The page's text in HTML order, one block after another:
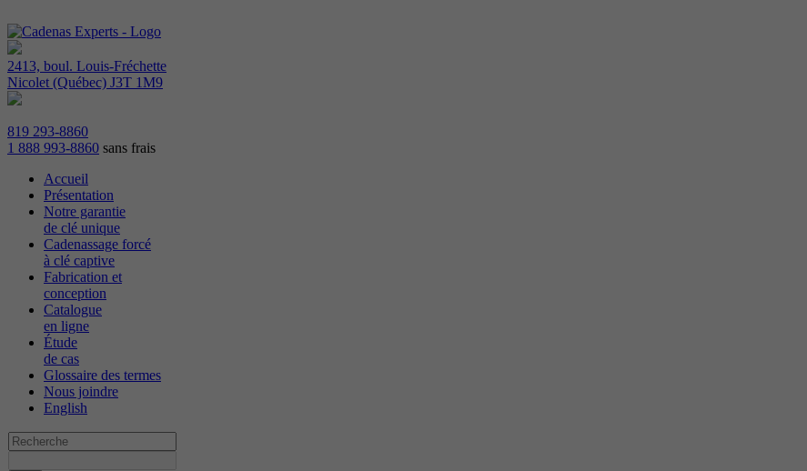
2413, boul. Louis-Fréchette
Nicolet (Québec) J3T 1M9
819 293-8860
1 888 993-8860 sans frais
Accueil
Présentation
Notre garantie
de clé unique
Cadenassage forcé
à clé captive
Fabrication et
conception
Catalogue
en ligne
Étude
de cas
Glossaire des termes
Nous joindre
English